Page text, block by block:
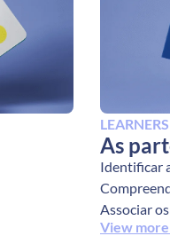
LEARNERS
As
Identificar
Associar
View more